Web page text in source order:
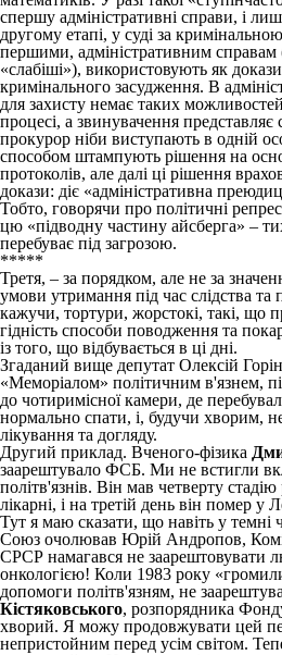
спершу адміністративні справи, і
другому етапі, у суді за
першими, адміністративним справам
«слабіші»), використовують як
кримінального засудження. В
для захисту немає таких
процесі, а звинувачення представляє
прокурор ніби виступають в одній
способом штампують рішення на
протоколів, але далі ці рішення
докази: діє «адміністративна
Тобто, говорячи про політичні
цю «підводну частину айсберга» –
перебуває під загрозою.
*****
Третя, – за порядком, але не за
умови утримання під час слідства та
кажучи, тортури, жорстокі, такі, що
гідність способи поводження та
із того, що відбувається в ці дні.
Згаданий вище депутат Олексій
«Меморіалом» політичним в'язнем,
до чотиримісної камери, де
нормально спати, і, будучи хворим,
лікування та догляду.
Другий приклад. Вченого-фізика
заарештувало ФСБ. Ми не встигли
політв'язнів. Він мав четверту
лікарні, і на третій день він помер у
Тут я маю сказати, що навіть у темні
Союз очолював Юрій Андропов,
СРСР намагався не заарештовувати
онкологією! Коли 1983 року
допомоги політв'язням, не
Кістяковського, розпорядника
хворий. Я можу продовжувати цей
непристойним перед усім світом.